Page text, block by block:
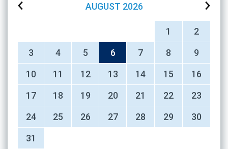
AUGUST 2026
1
2
3
4 5 6 7 8
9
10
11 12 13 14 15
16
17
18 19 20 21 22
23
24
25 26 27 28 29
30
31